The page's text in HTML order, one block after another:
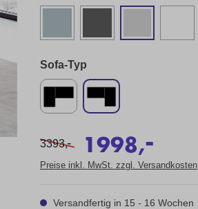
Sofa-Typ
3393,- 1998,
-
Preise inkl. MwSt. zzgl. Versandkosten
Versandfertig in 15 - 16 Wochen